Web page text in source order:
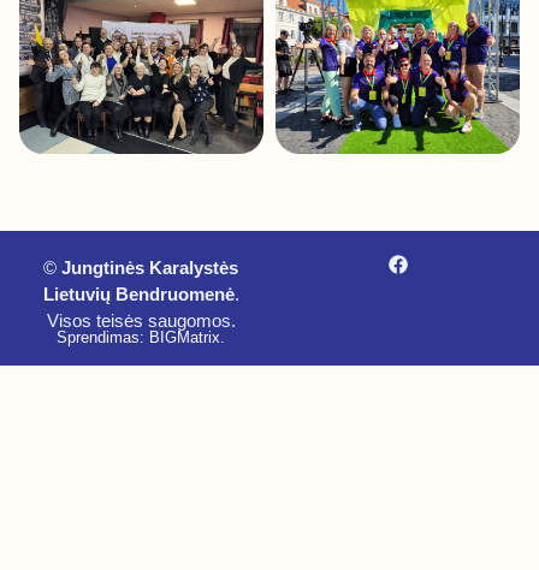
© Jungtinės Karalystės
Lietuvių Bendruomenė.
Visos teisės saugomos.
Sprendimas: BIGMatrix.